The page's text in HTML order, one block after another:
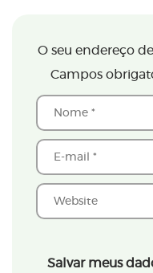
O seu endereço
Campos
Salvar meus